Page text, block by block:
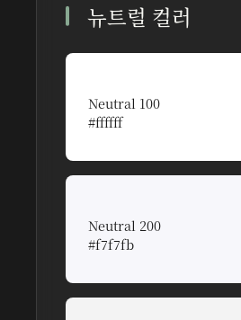
뉴트럴 컬러
Neutral 100
#ffffff
Neutral 200
#f7f7fb